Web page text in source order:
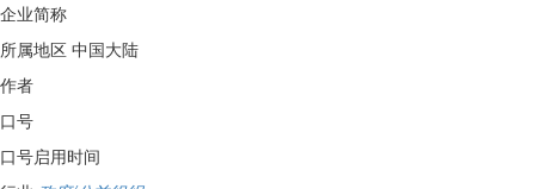
企业简称
所属地区 中国大陆
作者
口号
口号启用时间